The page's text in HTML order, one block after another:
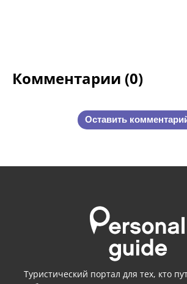
Комментарии (0)
Оставить
Туристический портал для тех, кто